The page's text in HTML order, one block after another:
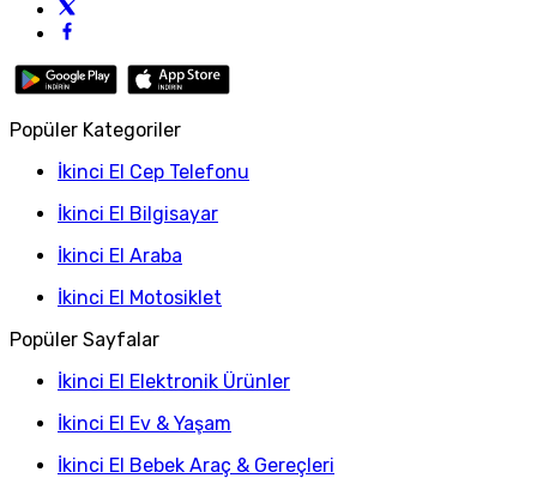
Popüler Kategoriler
İkinci El Cep Telefonu
İkinci El Bilgisayar
İkinci El Araba
İkinci El Motosiklet
Popüler Sayfalar
İkinci El Elektronik Ürünler
İkinci El Ev & Yaşam
İkinci El Bebek Araç & Gereçleri